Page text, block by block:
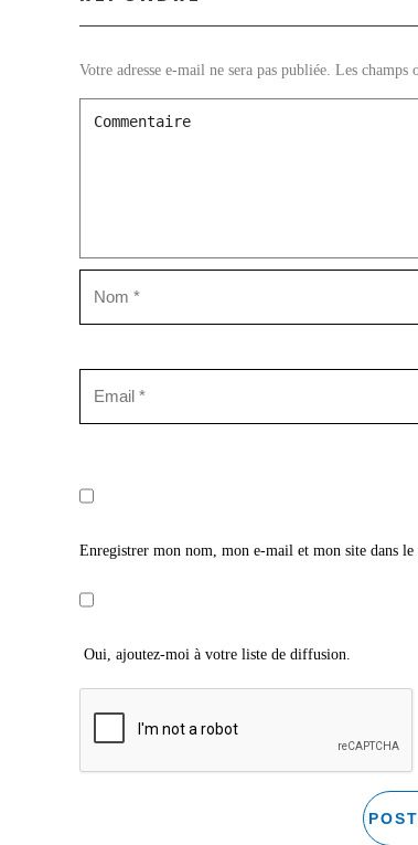
Votre adresse e-mail ne sera pas publiée. Les champs
Enregistrer mon nom, mon e-mail et mon site dans
Oui, ajoutez-moi à votre liste de diffusion.